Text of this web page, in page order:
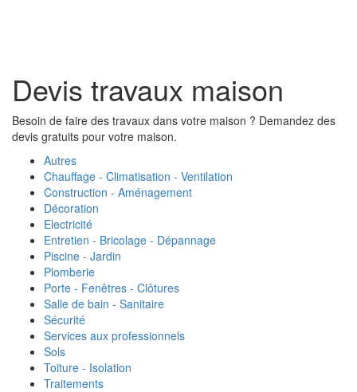
Devis travaux maison
Besoin de faire des travaux dans votre maison ? Demandez des
devis gratuits pour votre maison.
Autres
Chauffage - Climatisation - Ventilation
Construction - Aménagement
Décoration
Electricité
Entretien - Bricolage - Dépannage
Piscine - Jardin
Plomberie
Porte - Fenêtres - Clôtures
Salle de bain - Sanitaire
Sécurité
Services aux professionnels
Sols
Toiture - Isolation
Traitements